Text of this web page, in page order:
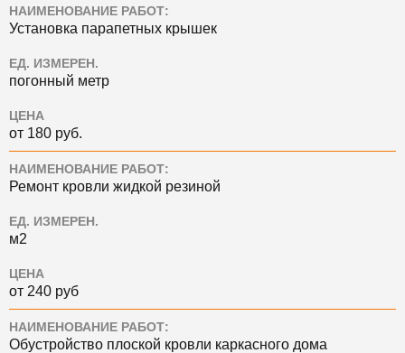
НАИМЕНОВАНИЕ РАБОТ:
Установка парапетных крышек
ЕД. ИЗМЕРЕН.
погонный метр
ЦЕНА
от 180 руб.
НАИМЕНОВАНИЕ РАБОТ:
Ремонт кровли жидкой резиной
ЕД. ИЗМЕРЕН.
м2
ЦЕНА
от 240 руб
НАИМЕНОВАНИЕ РАБОТ:
Обустройство плоской кровли каркасного дома